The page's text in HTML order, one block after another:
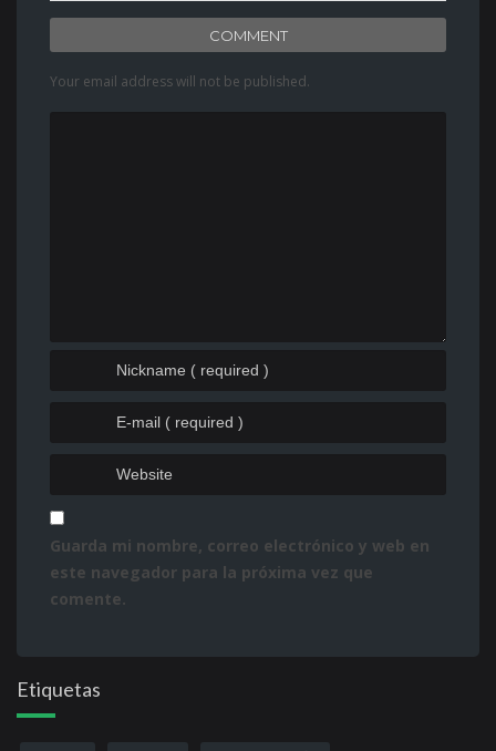
COMMENT
Your email address will not be published.
Guarda mi nombre, correo electrónico y web en
este navegador para la próxima vez que
comente.
Etiquetas